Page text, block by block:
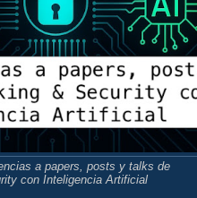
a papers, posts y talks de
con Inteligencia Artificial